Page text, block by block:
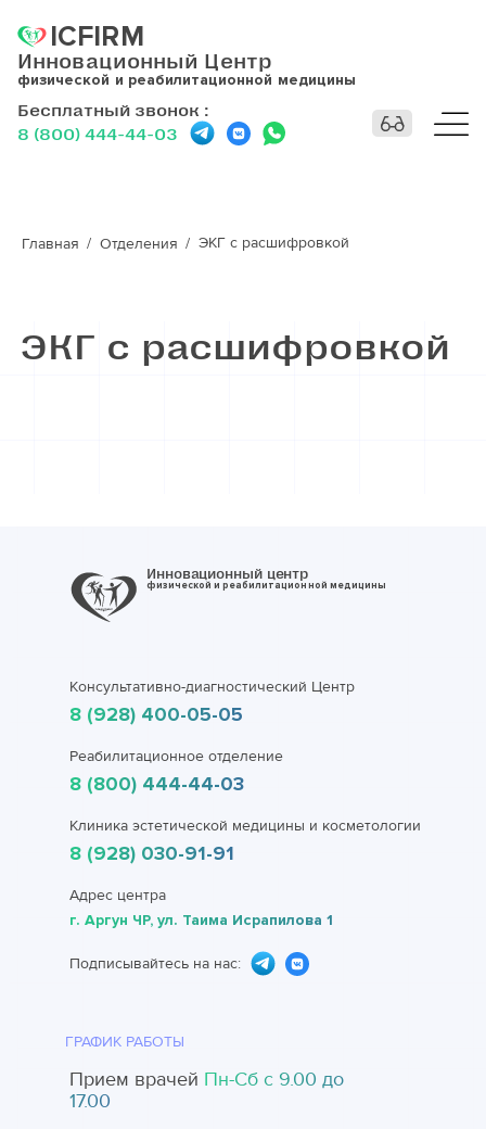
ICFIRM
Инновационный Центр
физической и реабилитационной медицины
Бесплатный звонок :
8 (800) 444-44-03
Главная Отделения ЭКГ с расшифровкой
ЭКГ с расшифровкой
Инновационный центр
физической и реабилитационной медицины
Консультативно-диагностический Центр
8 (928) 400-05-05
Реабилитационное отделение
8 (800) 444-44-03
Клиника эстетической медицины и косметологии
8 (928) 030-91-91
Адрес центра
г. Аргун ЧР, ул. Таима Исрапилова 1
Подписывайтесь на нас:
ГРАФИК РАБОТЫ
Прием врачей Пн-Cб с 9.00 до
17.00